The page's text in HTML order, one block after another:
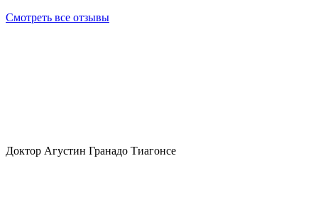
Смотреть все отзывы
Доктор Агустин Гранадо Тиагонсе